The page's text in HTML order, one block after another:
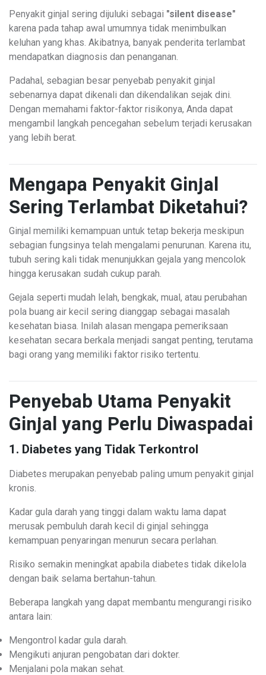
Penyakit ginjal sering dijuluki sebagai "silent disease"
karena pada tahap awal umumnya tidak menimbulkan
keluhan yang khas. Akibatnya, banyak penderita terlambat
mendapatkan diagnosis dan penanganan.
Padahal, sebagian besar penyebab penyakit ginjal
sebenarnya dapat dikenali dan dikendalikan sejak dini.
Dengan memahami faktor-faktor risikonya, Anda dapat
mengambil langkah pencegahan sebelum terjadi kerusakan
yang lebih berat.
Mengapa Penyakit Ginjal
Sering Terlambat Diketahui?
Ginjal memiliki kemampuan untuk tetap bekerja meskipun
sebagian fungsinya telah mengalami penurunan. Karena itu,
tubuh sering kali tidak menunjukkan gejala yang mencolok
hingga kerusakan sudah cukup parah.
Gejala seperti mudah lelah, bengkak, mual, atau perubahan
pola buang air kecil sering dianggap sebagai masalah
kesehatan biasa. Inilah alasan mengapa pemeriksaan
kesehatan secara berkala menjadi sangat penting, terutama
bagi orang yang memiliki faktor risiko tertentu.
Penyebab Utama Penyakit
Ginjal yang Perlu Diwaspadai
1. Diabetes yang Tidak Terkontrol
Diabetes merupakan penyebab paling umum penyakit ginjal
kronis.
Kadar gula darah yang tinggi dalam waktu lama dapat
merusak pembuluh darah kecil di ginjal sehingga
kemampuan penyaringan menurun secara perlahan.
Risiko semakin meningkat apabila diabetes tidak dikelola
dengan baik selama bertahun-tahun.
Beberapa langkah yang dapat membantu mengurangi risiko
antara lain:
Mengontrol kadar gula darah.
Mengikuti anjuran pengobatan dari dokter.
Menjalani pola makan sehat.